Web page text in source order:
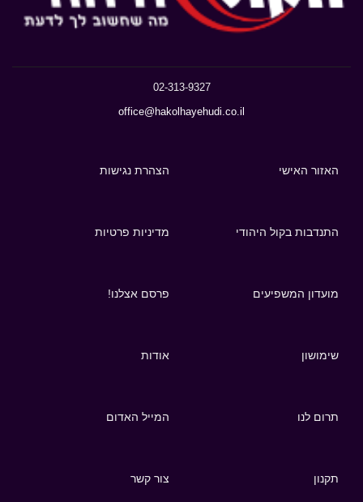
02-313-9327
office@hakolhayehudi.co.il
האזור האישי הצהרת נגישות
התנדבות בקול היהודי מדיניות פרטיות
מועדון המשפיעים פרסם אצלנו!
שימושון אודות
תרום לנו המייל האדום
תקנון צור קשר